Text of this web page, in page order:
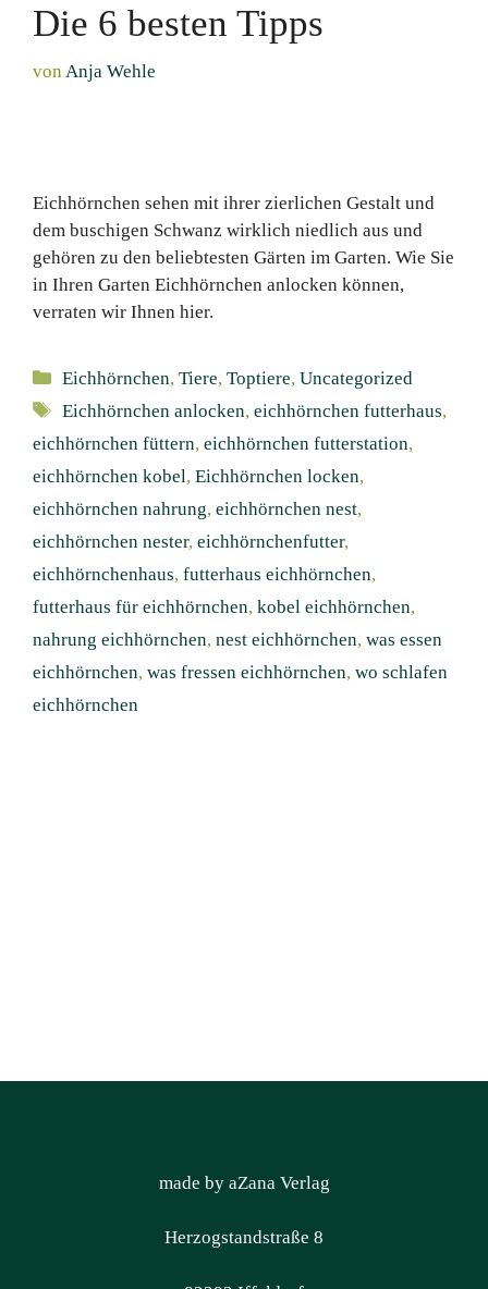
Die 6 besten Tipps
von Anja Wehle
Eichhörnchen sehen mit ihrer zierlichen Gestalt und
dem buschigen Schwanz wirklich niedlich aus und
gehören zu den beliebtesten Gärten im Garten. Wie Sie
in Ihren Garten Eichhörnchen anlocken können,
verraten wir Ihnen hier.
Kategorien
Eichhörnchen,Tiere,Toptiere,Uncategorized
Schlagwörter
Eichhörnchen anlocken,eichhörnchen futterhaus,
eichhörnchen füttern, eichhörnchen futterstation,
eichhörnchen kobel, Eichhörnchen locken,
eichhörnchen nahrung, eichhörnchen nest,
eichhörnchen nester, eichhörnchenfutter,
eichhörnchenhaus, futterhaus eichhörnchen,
futterhaus für eichhörnchen, kobel eichhörnchen,
nahrung eichhörnchen, nest eichhörnchen, was essen
eichhörnchen, was fressen eichhörnchen, wo schlafen
eichhörnchen
made by aZana Verlag
Herzogstandstraße 8